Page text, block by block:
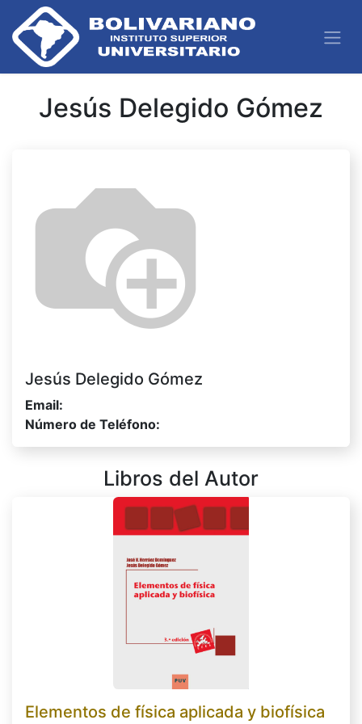
Jesús Delegido Gómez
Jesús Delegido Gómez
Email:
Número de Teléfono:
Libros del Autor
Elementos de física aplicada y biofísica